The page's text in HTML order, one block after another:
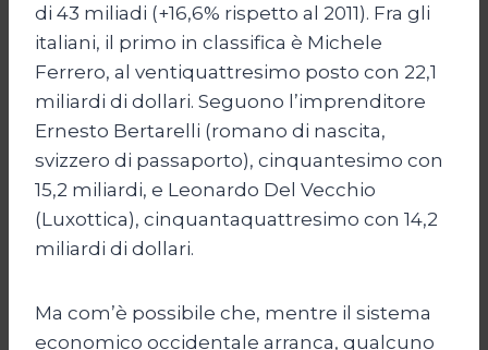
di 43 miliadi (+16,6% rispetto al 2011). Fra gli
italiani, il primo in classifica è Michele
Ferrero, al ventiquattresimo posto con 22,1
miliardi di dollari. Seguono l’imprenditore
Ernesto Bertarelli (romano di nascita,
svizzero di passaporto), cinquantesimo con
15,2 miliardi, e Leonardo Del Vecchio
(Luxottica), cinquantaquattresimo con 14,2
miliardi di dollari.
Ma com’è possibile che, mentre il sistema
economico occidentale arranca, qualcuno